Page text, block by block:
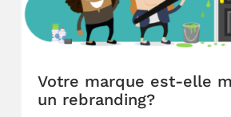
Votre marque est-elle
un rebranding?